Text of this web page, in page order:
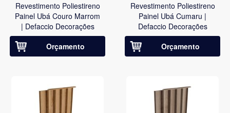
Revestimento Poliestireno
Painel Ubá Couro Marrom
| Defaccio Decorações
Orçamento
Revestimento Poliestireno
Painel Ubá Cumaru |
Defaccio Decorações
Orçamento